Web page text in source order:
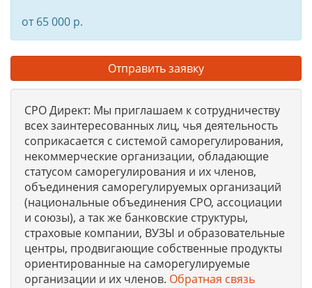
от 65 000 р.
Отправить заявку
СРО Директ: Мы приглашаем к сотрудничеству
всех заинтересованных лиц, чья деятельность
соприкасается с системой саморегулирования,
некоммерческие организации, обладающие
статусом саморегулирования и их членов,
объединения саморегулируемых организаций
(национальные объединения СРО, ассоциации
и союзы), а так же банковские структуры,
страховые компании, ВУЗЫ и образовательные
центры, продвигающие собственные продукты
ориентированные на саморегулируемые
организации и их членов. Обратная связь